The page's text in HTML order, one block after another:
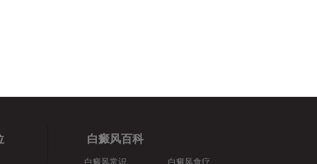
白癜风百科
白癜风常识 白癜风食疗